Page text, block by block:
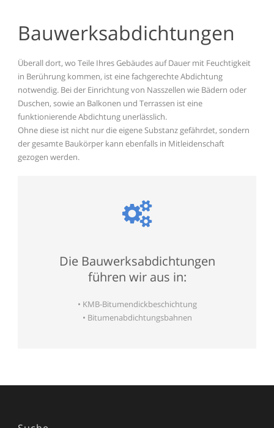
Bauwerksabdichtungen
Überall dort, wo Teile Ihres Gebäudes auf Dauer mit Feuchtigkeit
in Berührung kommen, ist eine fachgerechte Abdichtung
notwendig. Bei der Einrichtung von Nasszellen wie Bädern oder
Duschen, sowie an Balkonen und Terrassen ist eine
funktionierende Abdichtung unerlässlich.
Ohne diese ist nicht nur die eigene Substanz gefährdet, sondern
der gesamte Baukörper kann ebenfalls in Mitleidenschaft
gezogen werden.
Die Bauwerksabdichtungen
führen wir aus in:
• KMB-Bitumendickbeschichtung
• Bitumenabdichtungsbahnen